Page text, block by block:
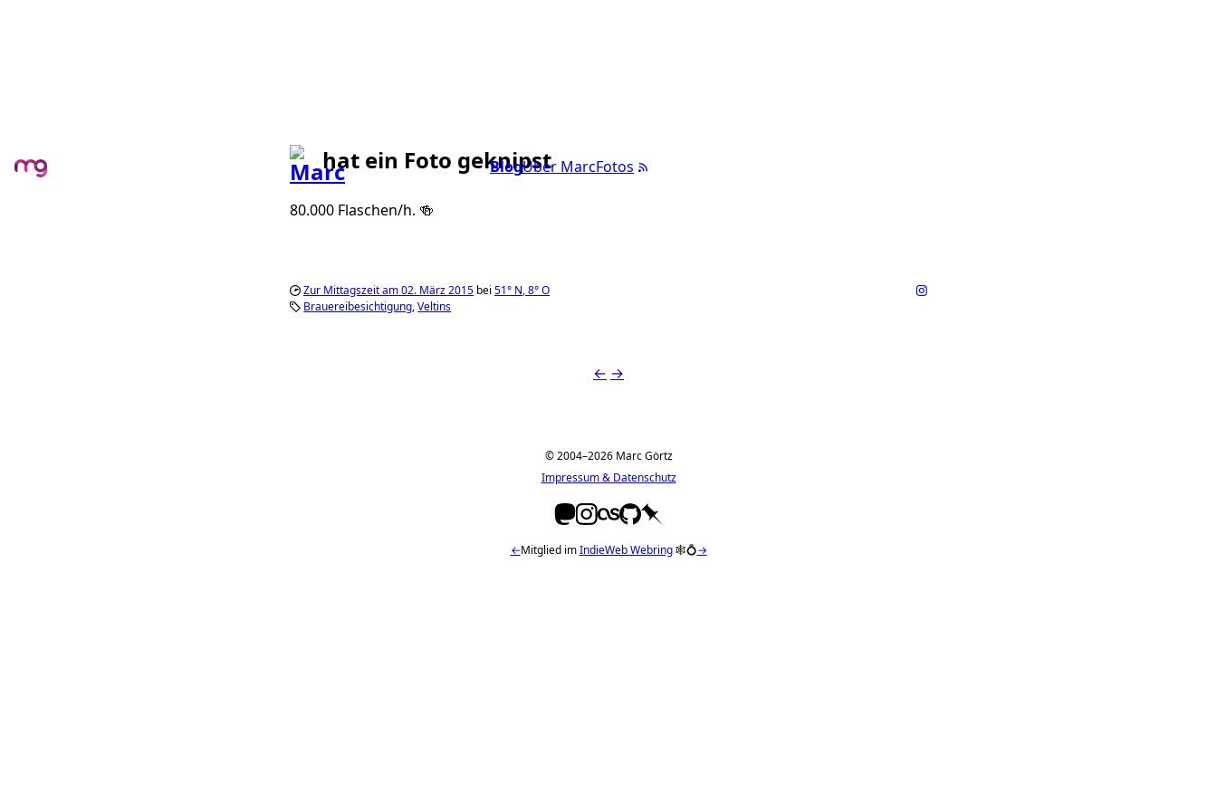
BlogÜber MarcFotos
hat ein Foto geknipst
80.000 Flaschen/h. 🍻
Zur Mittagszeit am 02. März 2015 bei 51° N,8°O
Brauereibesichtigung Veltins
← →
© 2004–2026 Marc Görtz
Impressum & Datenschutz
←Mitglied imIndieWeb Webring🕸💍→